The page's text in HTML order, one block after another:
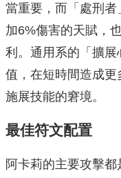
當重要，而「處刑
加6%傷害的天賦，
利。通用系的「擴
值，在短時間造成
施展技能的窘境。
最佳符文配置
阿卡莉的主要攻擊